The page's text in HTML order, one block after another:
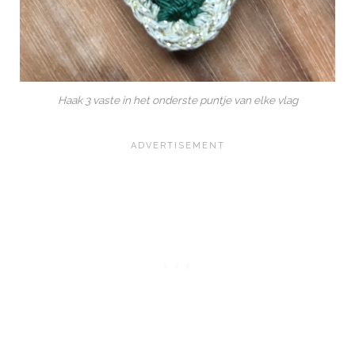
Haak 3 vaste in het onderste puntje van elke vlag